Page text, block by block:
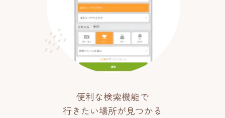
便利な検索機能で
行きたい場所が見つかる